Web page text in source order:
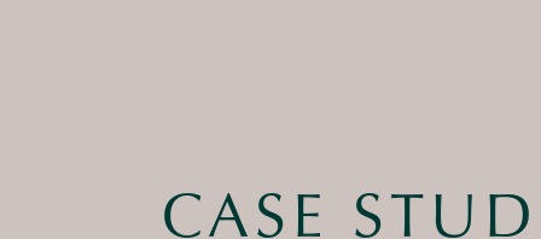
CASE